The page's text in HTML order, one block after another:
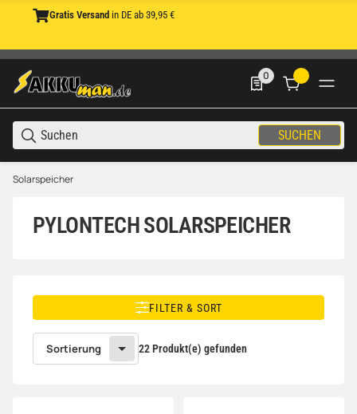
Gratis Versand in DE ab 39,95 €
SUCHEN
0
0 Produkte in der
Solarspeicher
PYLONTECH SOLARSPEICHER
FILTER & SORT
Sortierung 22 Produkt(e) gefunden